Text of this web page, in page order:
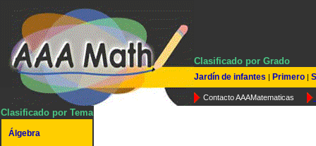
Clasificado por Grado
Jardín de infantes | Primero |
Contacto AAAMatematicas
Clasificado por Tema
Álgebra